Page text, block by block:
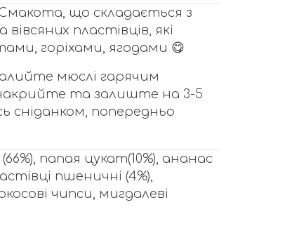
що складається з
пластівців, які
горіхами, ягодами 😋
мюслі гарячим
та залиште на 3-5
сніданком, попередньо
(66%), папая цукат(10%), ананас
пшеничні (4%),
чипси, мигдалеві